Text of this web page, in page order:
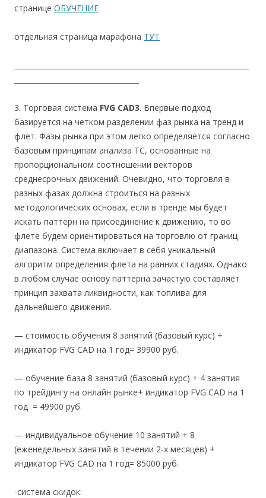
странице ОБУЧЕНИЕ
отдельная страница марафона ТУТ
3. Торговая система FVG CAD3. Впервые подход
базируется на четком разделении фаз рынка на тренд и
флет. Фазы рынка при этом легко определяется согласно
базовым принципам анализа ТС, основанные на
пропорциональном соотношении векторов
среднесрочных движений. Очевидно, что торговля в
разных фазах должна строиться на разных
методологических основах, если в тренде мы будет
искать паттерн на присоединение к движению, то во
флете будем ориентироваться на торговлю от границ
диапазона. Система включает в себя уникальный
алгоритм определения флета на ранних стадиях. Однако
в любом случае основу паттерна зачастую составляет
принцип захвата ликвидности, как топлива для
дальнейшего движения.
— стоимость обучения 8 занятий (базовый курс) +
индикатор FVG CAD на 1 год= 39900 руб.
— обучение база 8 занятий (базовый курс) + 4 занятия
по трейдингу на онлайн рынке+ индикатор FVG CAD на 1
год = 49900 руб.
— индивидуальное обучение 10 занятий + 8
(еженедельных занятий в течении 2-х месяцев) +
индикатор FVG CAD на 1 год= 85000 руб.
-система скидок: